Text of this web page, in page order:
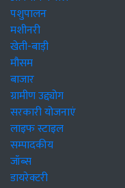
पशुपालन
मशीनरी
खेती-बाड़ी
मौसम
बाजार
ग्रामीण उद्द्योग
सरकारी योजनाएं
लाइफ स्टाइल
सम्पादकीय
जॉब्स
डायरेक्टरी